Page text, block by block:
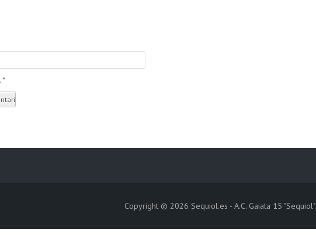
*
Copyright © 2026 Sequiol.es - A.C. Gaiata 15 "Sequiol".